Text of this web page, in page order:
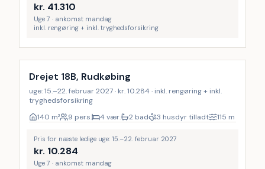
kr. 41.310
Uge 7 · ankomst mandag
inkl. rengøring + inkl. tryghedsforsikring
Inkl. rengøring
Drejet 18B, Rudkøbing
uge: 15.–22. februar 2027 · kr. 10.284 · inkl. rengøring + inkl.
tryghedsforsikring
140 m² 9 pers. 4 vær. 2 bad 3 husdyr tilladt 115 m
Pris for næste ledige uge: 15.–22. februar 2027
kr. 10.284
Uge 7 · ankomst mandag